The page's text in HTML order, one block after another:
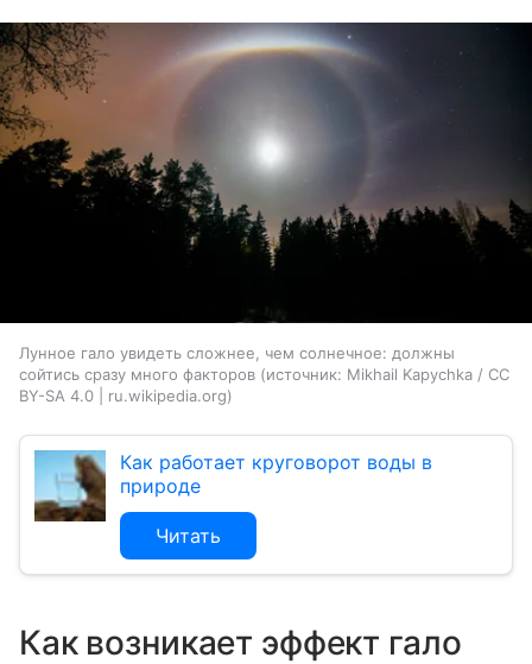
Лунное гало увидеть сложнее, чем солнечное: должны
сойтись сразу много факторов
источник: Mikhail Kapychka / CC
BY-SA 4.0 | ru.wikipedia.org
Как работает круговорот воды в
природе
Читать
Как возникает эффект гало